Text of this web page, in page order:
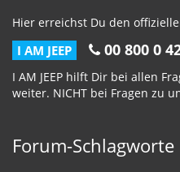
Hier erreichst Du den
I AM JEEP 00 800 0
I AM JEEP hilft Dir bei allen
weiter. NICHT bei Fragen zu
Forum-Schlagworte